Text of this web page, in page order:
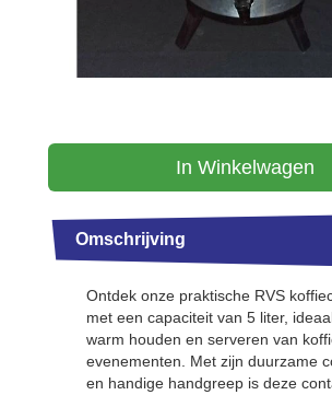
In Winkelwagen
Omschrijving
Ontdek onze praktische RVS
met een capaciteit van 5 liter,
warm houden en serveren van
evenementen. Met zijn duurzame
en handige handgreep is deze